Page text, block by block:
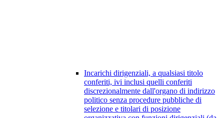
Incarichi dirigenziali, a qualsiasi titolo
conferiti, ivi inclusi quelli conferiti
discrezionalmente dall'organo di indirizzo
politico senza procedure pubbliche di
selezione e titolari di posizione